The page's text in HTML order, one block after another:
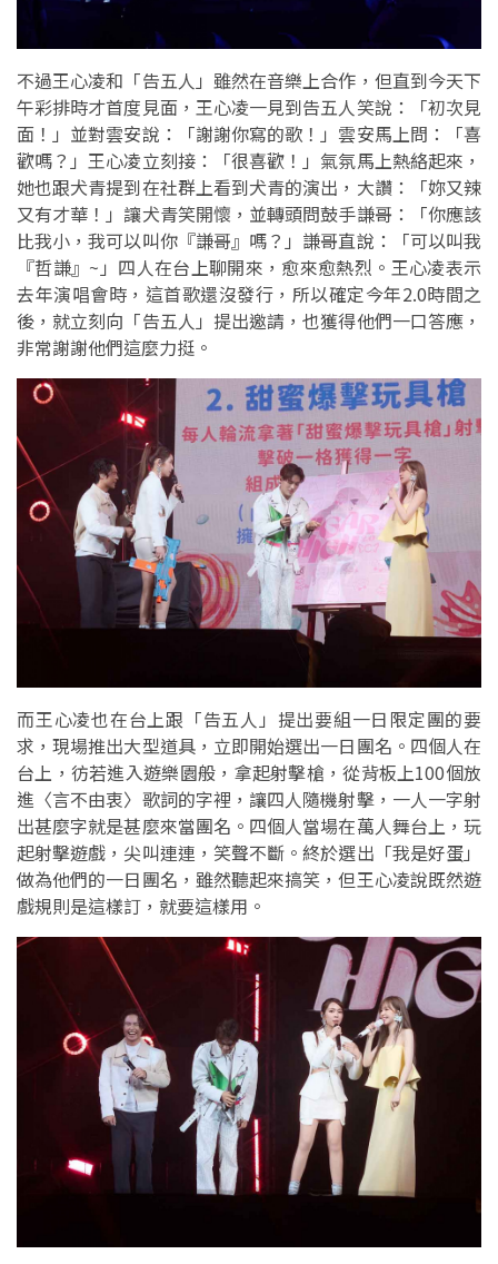
不過王心凌和「告五人」雖然在音樂上合作，但直到今天下
午彩排時才首度見面，王心凌一見到告五人笑說：「初次見
面！」並對雲安說：「謝謝你寫的歌！」雲安馬上問：「喜
歡嗎？」王心凌立刻接：「很喜歡！」氣氛馬上熱絡起來，
她也跟犬青提到在社群上看到犬青的演出，大讚：「妳又辣
又有才華！」讓犬青笑開懷，並轉頭問鼓手謙哥：「你應該
比我小，我可以叫你『謙哥』嗎？」謙哥直說：「可以叫我
『哲謙』~」四人在台上聊開來，愈來愈熱烈。王心凌表示
去年演唱會時，這首歌還沒發行，所以確定今年2.0時間之
後，就立刻向「告五人」提出邀請，也獲得他們一口答應，
非常謝謝他們這麼力挺。
而王心凌也在台上跟「告五人」提出要組一日限定團的要
求，現場推出大型道具，立即開始選出一日團名。四個人在
台上，彷若進入遊樂園般，拿起射擊槍，從背板上100個放
進〈言不由衷〉歌詞的字裡，讓四人隨機射擊，一人一字射
出甚麼字就是甚麼來當團名。四個人當場在萬人舞台上，玩
起射擊遊戲，尖叫連連，笑聲不斷。終於選出「我是好蛋」
做為他們的一日團名，雖然聽起來搞笑，但王心凌說既然遊
戲規則是這樣訂，就要這樣用。